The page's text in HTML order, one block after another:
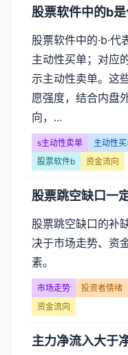
股票软件中的b
股票软件中的·b·
主动性买单；对应
示主动性卖单。这
愿强度，结合内盘
向，...
s主动性卖单 主动性
股票软件b
资金流向
股票跳空缺口一
股票跳空缺口的补
决于市场走势、资
素。
市场走势 投资者情绪
资金流向
主力净流入大于